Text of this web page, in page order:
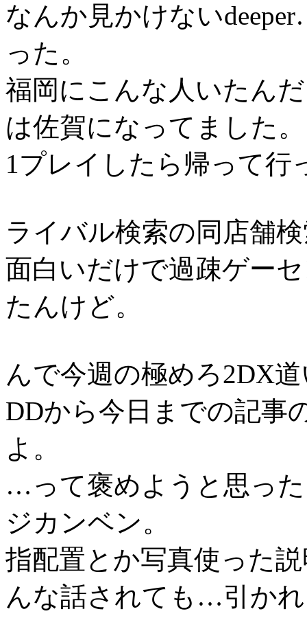
なんか見かけない
った。
福岡にこんな人いたん
は佐賀になってました。
1プレイしたら帰って
ライバル検索の同店舗
面白いだけで過疎ゲー
たんけど。
んで今週の極めろ2DX
DDから今日までの記事
よ。
…って褒めようと思っ
ジカンベン。
指配置とか写真使った
んな話されても…引か